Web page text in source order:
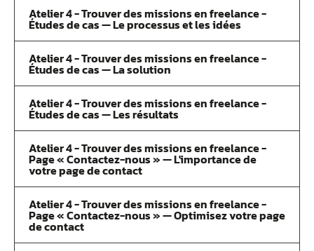
Atelier 4 - Trouver des missions en freelance -
Études de cas — Le processus et les idées
Atelier 4 - Trouver des missions en freelance -
Études de cas — La solution
Atelier 4 - Trouver des missions en freelance -
Études de cas — Les résultats
Atelier 4 - Trouver des missions en freelance -
Page « Contactez-nous » — L'importance de
votre page de contact
Atelier 4 - Trouver des missions en freelance -
Page « Contactez-nous » — Optimisez votre page
de contact